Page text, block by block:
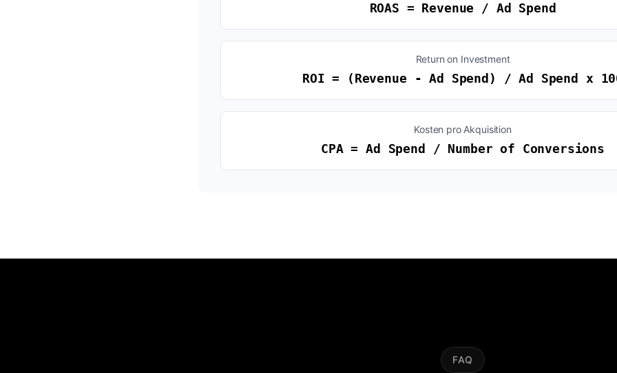
ROAS = Revenue / Ad Spend
Return on Investment
ROI = (Revenue - Ad Spend) / Ad Spend x
Kosten pro Akquisition
CPA = Ad Spend / Number of Conversions
FAQ